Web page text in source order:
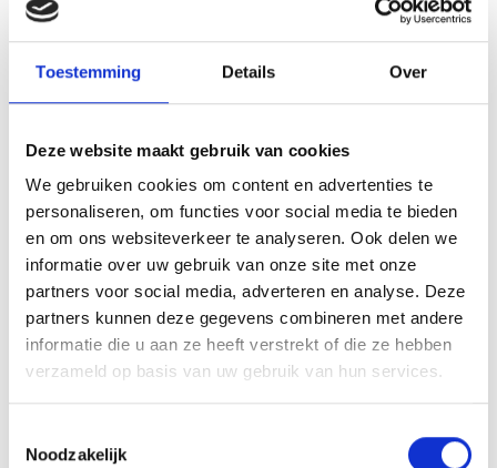
Toestemming Details Over
Deze website maakt gebruik van cookies
We gebruiken cookies om content en advertenties te
personaliseren, om functies voor social media te bieden
en om ons websiteverkeer te analyseren. Ook delen we
informatie over uw gebruik van onze site met onze
partners voor social media, adverteren en analyse. Deze
partners kunnen deze gegevens combineren met andere
informatie die u aan ze heeft verstrekt of die ze hebben
verzameld op basis van uw gebruik van hun services.
Noodzakelijk
LUMIN COMPACT
Met porselein geëmaillerde, gietijzeren grillroosters
Ruim temperatuurbereik tot maximaal 315 °C
Verschillende instellingen voor grillen, roken, koken en stomen
Eenvoudig op te bergen dankzij compact design
Zonder onderstel
Afmetingen – deksel open:57.2cm H x 58.6cm B x 46.2cm D
Afmetingen – deksel dicht:27.9cm H x 58.6cm B x 41.2cm D
Totaal grilloppervlak: